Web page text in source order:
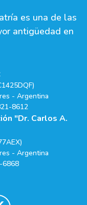
es una de las
antigüedad en
- Argentina
8612
"Dr. Carlos A.
- Argentina
6868